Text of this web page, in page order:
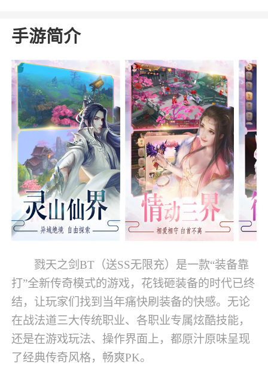
手游简介
戮天之剑BT（送SS无限充）是一款“装备靠
打”全新传奇模式的游戏，花钱砸装备的时代已终
结，让玩家们找到当年痛快刷装备的快感。无论
在战法道三大传统职业、各职业专属炫酷技能，
还是在游戏玩法、操作界面上，都原汁原味呈现
了经典传奇风格，畅爽PK。